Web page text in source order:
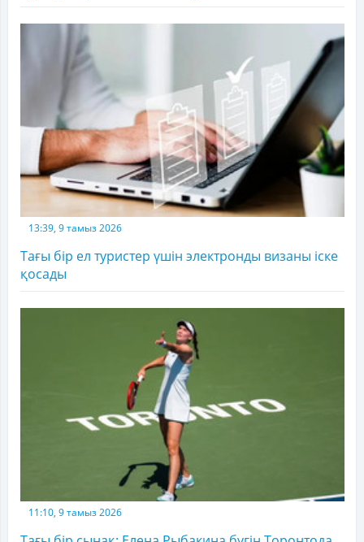
13:39, 9 тамыз 2026
Тағы бір ел туристер үшін электронды визаны іске
қосады
11:10, 9 тамыз 2026